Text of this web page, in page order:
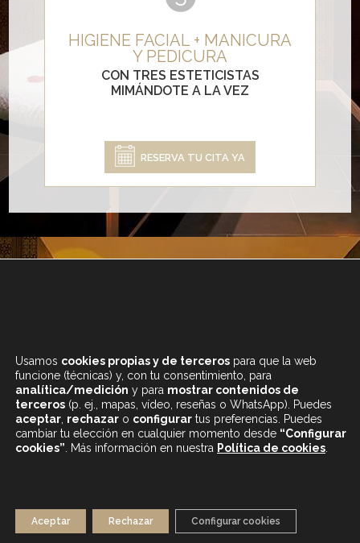
HIGIENE FACIAL + MANICURA
Y PEDICURA
CON TRES ESTETICISTAS
MIMÁNDOTE A LA VEZ
RESERVA TU CITA YA
DE 9.30 A 20H
AVISO LEGAL
POLÍTICA DE PRIVACIDAD
Usamos cookies propias y de terceros para que la web
funcione (técnicas) y, con tu consentimiento, para
analítica/medición y para mostrar contenidos de
terceros (p. ej., mapas, vídeo, reseñas o WhatsApp). Puedes
aceptar rechazar o configurar tus preferencias. Puedes
cambiar tu elección en cualquier momento desde “Configurar
cookies” . Más información en nuestra Política de cookies
Aceptar Rechazar Configurar cookies